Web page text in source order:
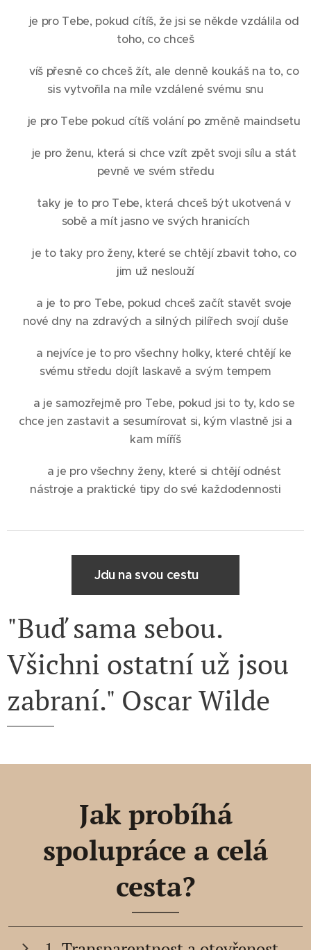
♥ je pro Tebe, pokud cítíš, že jsi se někde vzdálila od
toho, co chceš
♥ víš přesně co chceš žít, ale denně koukáš na to, co
sis vytvořila na míle vzdálené svému snu
♥ je pro Tebe pokud cítíš volání po změně maindsetu
♥ je pro ženu, která si chce vzít zpět svoji sílu a stát
pevně ve svém středu
♥ taky je to pro Tebe, která chceš být ukotvená v
sobě a mít jasno ve svých hranicích
♥ je to taky pro ženy, které se chtějí zbavit toho, co
jim už neslouží
♥ a je to pro Tebe, pokud chceš začít stavět svoje
nové dny na zdravých a silných pilířech svojí duše
♥ a nejvíce je to pro všechny holky, které chtějí ke
svému středu dojít laskavě a svým tempem
♥ a je samozřejmě pro Tebe, pokud jsi to ty, kdo se
chce jen zastavit a sesumírovat si, kým vlastně jsi a
kam míříš
♥ a je pro všechny ženy, které si chtějí odnést
nástroje a praktické tipy do své každodennosti
Jdu na svou cestu ♥
"Buď sama sebou.
Všichni ostatní už jsou
zabraní." Oscar Wilde
Jak probíhá
spolupráce a celá
cesta?